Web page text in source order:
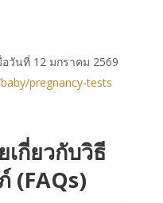
วันที่ 12 มกราคม 2569
pregnancy-tests
กี่ยวกับวิธี
(FAQs)